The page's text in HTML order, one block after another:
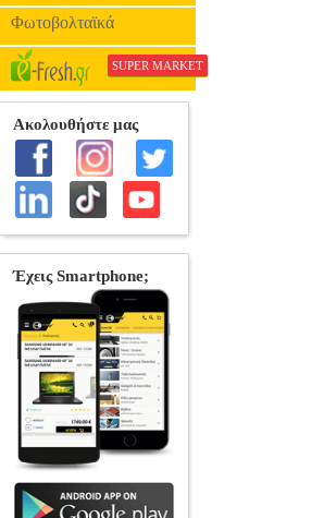
Φωτοβολταϊκά
SUPER MARKET